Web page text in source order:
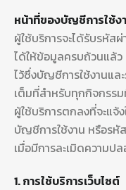
หน้าที่ของบัญชีการใช้ง
ผู้ใช้บริการจะได้รับรหัส
ได้ให้ข้อมูลครบถ้วนแล้ว
ไว้ซึ่งบัญชีการใช้งานแล
เต็มที่สำหรับทุกกิจกรร
ผู้ใช้บริการตกลงที่จะแจ้
บัญชีการใช้งาน หรือร
เมื่อมีการละเมิดความป
1. การใช้บริการเว็บไซต์